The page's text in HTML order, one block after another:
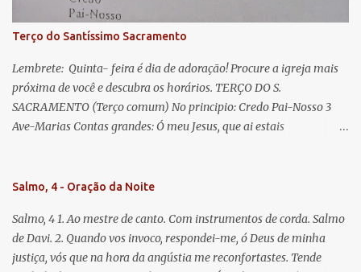
Para que sejamos dignos das promessas de Cristo. Amém.
Terço do Santíssimo Sacramento
Lembrete: Quinta- feira é dia de adoração! Procure a igreja mais
próxima de você e descubra os horários. TERÇO DO S.
SACRAMENTO (Terço comum) No principio: Credo Pai-Nosso 3
Ave-Marias Contas grandes: Ó meu Jesus, que ai estais
Vós morra eu! Nas contas pequenas: Sacramento de Amor!
que nos salva, dá-nos Vossa força, Vosso perdão e a Vossa
misericórdia. (no fim) Rezar 3 vezes: Louvores e graças se deem a
cada momento ao Santíssimo e Diviníssimo Sacramento.
Salmo, 4 - Oração da Noite
Salmo, 4 1. Ao mestre de canto. Com instrumentos de corda. Salmo
de Davi. 2. Quando vos invoco, respondei-me, ó Deus de minha
justiça, vós que na hora da angústia me reconfortastes. Tende